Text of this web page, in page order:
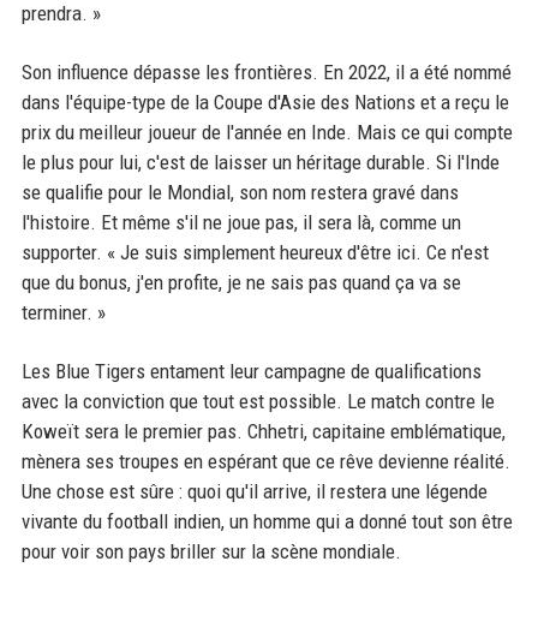
prendra. »
Son influence dépasse les frontières. En 2022, il a été nommé
dans l'équipe-type de la Coupe d'Asie des Nations et a reçu le
prix du meilleur joueur de l'année en Inde. Mais ce qui compte
le plus pour lui, c'est de laisser un héritage durable. Si l'Inde
se qualifie pour le Mondial, son nom restera gravé dans
l'histoire. Et même s'il ne joue pas, il sera là, comme un
supporter. « Je suis simplement heureux d'être ici. Ce n'est
que du bonus, j'en profite, je ne sais pas quand ça va se
terminer. »
Les Blue Tigers entament leur campagne de qualifications
avec la conviction que tout est possible. Le match contre le
Koweït sera le premier pas. Chhetri, capitaine emblématique,
mènera ses troupes en espérant que ce rêve devienne réalité.
Une chose est sûre : quoi qu'il arrive, il restera une légende
vivante du football indien, un homme qui a donné tout son être
pour voir son pays briller sur la scène mondiale.